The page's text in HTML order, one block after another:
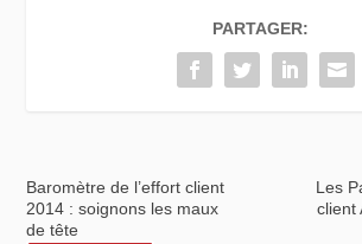
PARTAGER:
Baromètre de l’effort client
2014 : soignons les maux
de tête
Les
client